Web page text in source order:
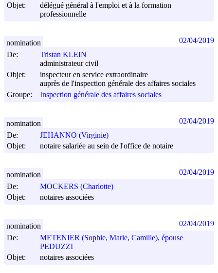
Objet:
délégué général à l'emploi et à la formation
professionnelle
De:
Tristan KLEIN
administrateur civil
Objet:
inspecteur en service extraordinaire
auprès de l'inspection générale des affaires sociales
Groupe:
Inspection générale des affaires sociales
nomination 02/04/2019
De:
JEHANNO (Virginie)
Objet:
notaire salariée au sein de l'office de notaire
nomination 02/04/2019
De:
MOCKERS (Charlotte)
Objet:
notaires associées
nomination 02/04/2019
De:
METENIER (Sophie, Marie, Camille), épouse
PEDUZZI
Objet:
notaires associées
nomination 02/04/2019